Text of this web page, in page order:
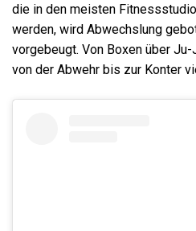
die in den meisten
werden, wird Abwechslung
vorgebeugt. Von Boxen über
von der Abwehr bis zur Konter